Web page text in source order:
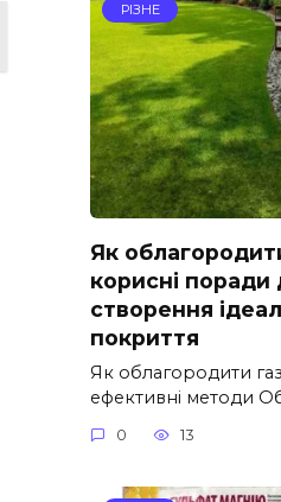
РІЗНЕ
Як
корисні поради
створення
покриття
Як облагородити
ефективні методи
0 13